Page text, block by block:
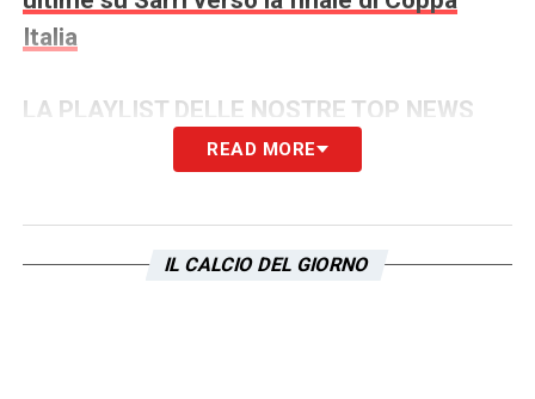
Italia
LA PLAYLIST DELLE NOSTRE TOP NEWS
READ MORE
IL CALCIO DEL GIORNO